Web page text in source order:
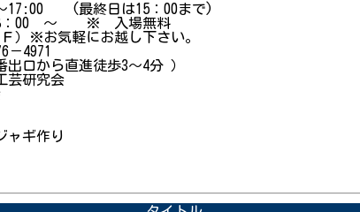
～17:00 (最終日は15：00まで)
18：00 ～ ※ 入場無料
）※お気軽にお越し下さい。
4971
から直進徒歩3～4分 ）
伝統工芸研究会
ギ作り
民画